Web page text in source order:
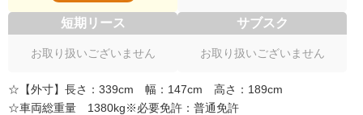
短期リース
お取り扱いございません
サブスク
お取り扱いございません
☆【外寸】長さ：339cm 幅：147cm 高さ：189cm
☆車両総重量 1380kg※必要免許：普通免許